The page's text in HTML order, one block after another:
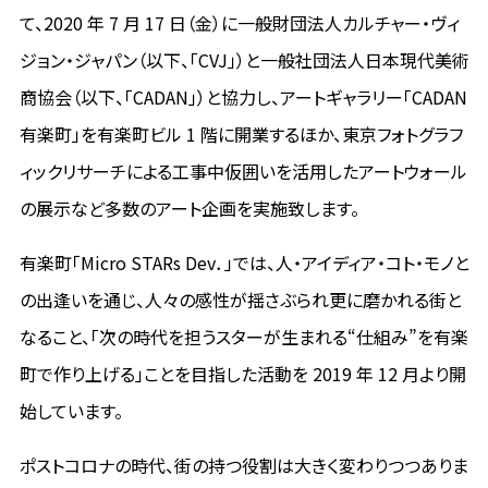
て、2020 年 7 月 17 日（金）に一般財団法人カルチャー・ヴィ
ジョン・ジャパン（以下、「CVJ」）と一般社団法人日本現代美術
商協会（以下、「CADAN」）と協力し、アートギャラリー「CADAN
有楽町」を有楽町ビル 1 階に開業するほか、東京フォトグラフ
ィックリサーチによる工事中仮囲いを活用したアートウォール
の展示など多数のアート企画を実施致します。
有楽町「Micro STARs Dev．」では、人・アイディア・コト・モノと
の出逢いを通じ、人々の感性が揺さぶられ更に磨かれる街と
なること、「次の時代を担うスターが生まれる“仕組み”を有楽
町で作り上げる」ことを目指した活動を 2019 年 12 月より開
始しています。
ポストコロナの時代、街の持つ役割は大きく変わりつつありま